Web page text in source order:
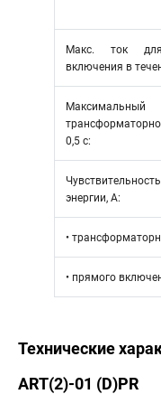
Макс. ток
включения в
0,5 с:
энергии, А:
•
• прямого
Технические
ART(2)-01 (D)PR